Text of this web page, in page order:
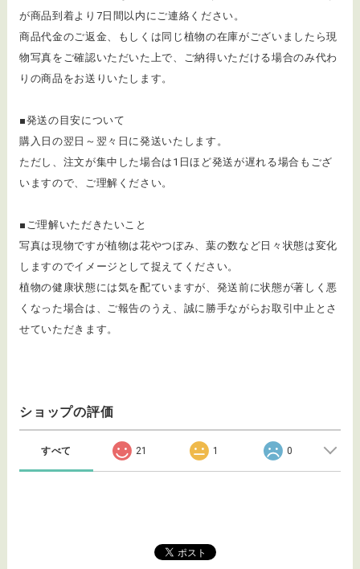
が商品到着より7日間以内にご連絡ください。
商品代金のご返金、もしくは同じ植物の在庫がございましたら現
物写真をご確認いただいた上で、ご納得いただける場合のみ代わ
りの商品をお送りいたします。
■発送の目安について
購入日の翌日～翌々日に発送いたします。
ただし、注文が集中した場合は1日ほど発送が遅れる場合もござ
いますので、ご理解ください。
■ご理解いただきたいこと
写真は現物ですが植物は花やつぼみ、葉の数など日々状態は変化
しますのでイメージとして捉えてください。
植物の健康状態には気を配ていますが、発送前に状態が著しく悪
くなった場合は、ご報告のうえ、誠に勝手ながらお取引中止とさ
せていただきます。
ショップの評価
すべて 21 1 0